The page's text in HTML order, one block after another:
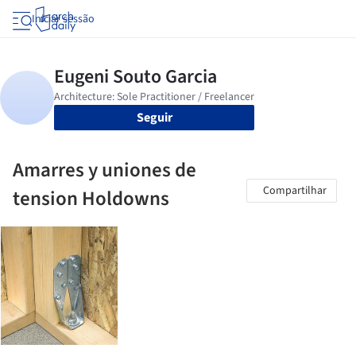
Iniciar sessão
Seguir
Amarres y uniones de
tension Holdowns
Compartilhar